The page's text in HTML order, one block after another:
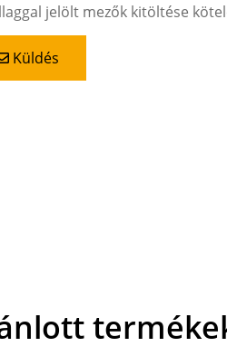
jelölt mezők kitöltése
Küldés